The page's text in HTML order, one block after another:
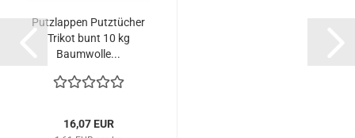
Putzlappen Putztücher
Trikot bunt 10 kg
Baumwolle...
16,07 EUR